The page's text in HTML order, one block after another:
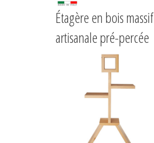
Étagère en bois massif
artisanale pré-percée